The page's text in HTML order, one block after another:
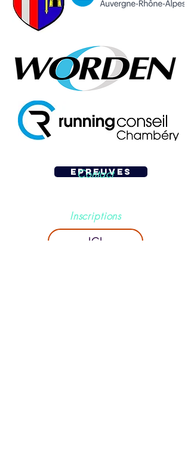
EPREUVES
Contact
Inscriptions
ICI